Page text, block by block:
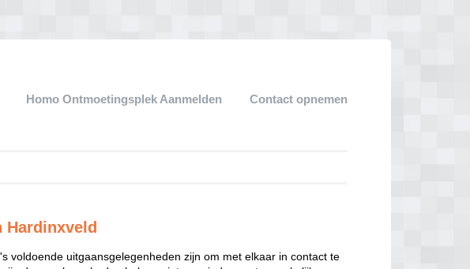
Homo Ontmoetingsplek Aanmelden Contact opnemen
voldoende uitgaansgelegenheden zijn om met elkaar in contact te